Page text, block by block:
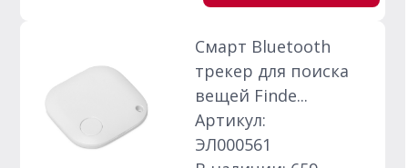
Смарт Bluetooth
трекер для поиска
вещей Finde...
Артикул:
ЭЛ000561